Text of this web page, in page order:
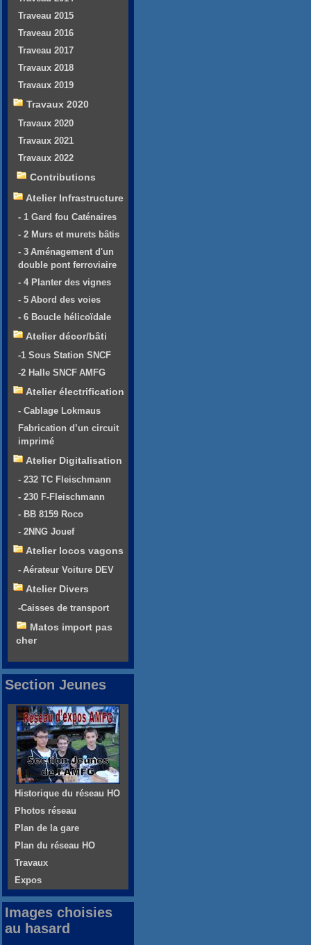
Traveau 2015
Traveau 2016
Traveau 2017
Travaux 2018
Travaux 2019
Travaux 2020
Travaux 2020
Travaux 2021
Travaux 2022
Contributions
Atelier Infrastructure
- 1 Gard fou Caténaires
- 2 Murs et murets bâtis
- 3 Aménagement d'un
double pont ferroviaire
- 4 Planter des vignes
- 5 Abord des voies
- 6 Boucle hélicoïdale
Atelier décor/bâti
-1 Sous Station SNCF
-2 Halle SNCF AMFG
Atelier électrification
- Cablage Lokmaus
Fabrication d’un circuit
imprimé
Atelier Digitalisation
- 232 TC Fleischmann
- 230 F-Fleischmann
- BB 8159 Roco
- 2NNG Jouef
Atelier locos vagons
- Aérateur Voiture DEV
Atelier Divers
-Caisses de transport
Matos import pas
cher
Section Jeunes
Historique du réseau HO
Photos réseau
Plan de la gare
Plan du réseau HO
Travaux
Expos
Images choisies
au hasard